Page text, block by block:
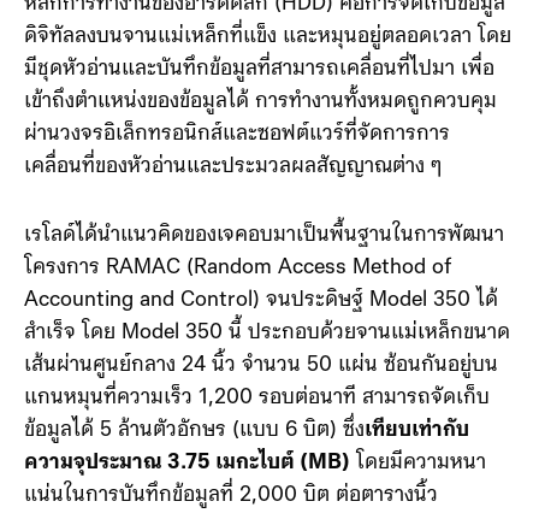
หลักการทำงานของฮาร์ดดิสก์ (HDD) คือการจัดเก็บข้อมูล
ดิจิทัลลงบนจานแม่เหล็กที่แข็ง และหมุนอยู่ตลอดเวลา โดย
มีชุดหัวอ่านและบันทึกข้อมูลที่สามารถเคลื่อนที่ไปมา เพื่อ
เข้าถึงตำแหน่งของข้อมูลได้ การทำงานทั้งหมดถูกควบคุม
เคลื่อนที่ของหัวอ่านและประมวลผลสัญญาณต่าง ๆ
เรโลด์ได้นำแนวคิดของเจคอบมาเป็นพื้นฐานในการพัฒนา
โครงการ RAMAC (Random Access Method of
Accounting and Control) จนประดิษฐ์ Model 350 ได้
สำเร็จ โดย Model 350 นี้ ประกอบด้วยจานแม่เหล็กขนาด
เส้นผ่านศูนย์กลาง 24 นิ้ว จำนวน 50 แผ่น ซ้อนกันอยู่บน
แกนหมุนที่ความเร็ว 1,200 รอบต่อนาที สามารถจัดเก็บ
ข้อมูลได้ 5 ล้านตัวอักษร (แบบ 6 บิต) ซึ่งเทียบเท่ากับ